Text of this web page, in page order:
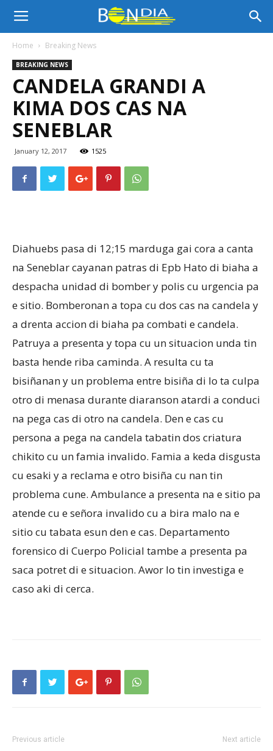
Bon
Dia
Aruba
Home Breaking News
BREAKING NEWS
CANDELA GRANDI A
KIMA DOS CAS NA
SENEBLAR
January 12, 2017 1525
Diahuebs pasa di 12;15 marduga gai cora a canta
na Seneblar cayanan patras di Epb Hato di biaha a
despacha unidad di bomber y polis cu urgencia pa
e sitio. Bomberonan a topa cu dos cas na candela y
a drenta accion di biaha pa combati e candela.
Patruya a presenta y topa cu un situacion unda tin
basta hende riba caminda. A resulta cu ta
bisiñanan y un problema entre bisiña di lo ta culpa
otro di menasa durante diaranson atardi a conduci
na pega cas di otro na candela. Den e cas cu
persona a pega na candela tabatin dos criatura
chikito cu un famia invalido. Famia a keda disgusta
cu esaki y a reclama e otro bisiña cu nan tin
problema cune. Ambulance a presenta na e sitio pa
atende cu e señora invalido cu a bira malo na e
sitio cu tabata esun den e cas. Departamento
forensico di Cuerpo Policial tambe a presenta pa
saca potret di e situacion. Awor lo tin investiga e
caso aki di cerca.
Previous article Next article